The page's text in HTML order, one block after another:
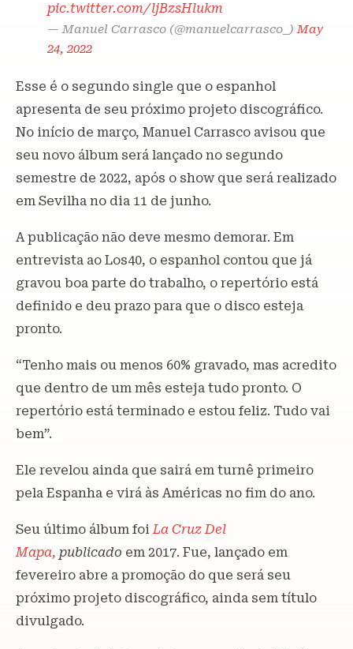
pic.twitter.com/ljBzsHlukm
— Manuel Carrasco (@manuelcarrasco_)May
24, 2022
Esse é o segundo single que o espanhol
apresenta de seu próximo projeto discográfico.
No início de março, Manuel Carrasco avisou que
seu novo álbum será lançado no segundo
semestre de 2022, após o show que será realizado
em Sevilha no dia 11 de junho.
A publicação não deve mesmo demorar. Em
entrevista ao Los40, o espanhol contou que já
gravou boa parte do trabalho, o repertório está
definido e deu prazo para que o disco esteja
pronto.
“Tenho mais ou menos 60% gravado, mas acredito
que dentro de um mês esteja tudo pronto. O
repertório está terminado e estou feliz. Tudo vai
bem”.
Ele revelou ainda que sairá em turnê primeiro
pela Espanha e virá às Américas no fim do ano.
Seu último álbum foi La Cruz Del
Mapa, publicado em 2017. Fue, lançado em
fevereiro abre a promoção do que será seu
próximo projeto discográfico, ainda sem título
divulgado.